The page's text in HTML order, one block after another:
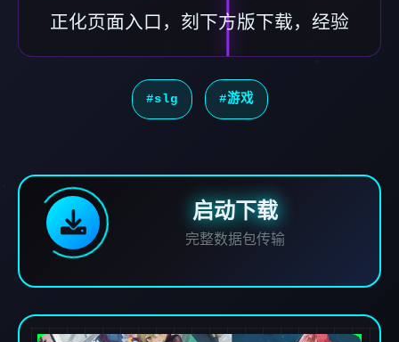
正化页面入口，刻下方版下载，经验
#slg #游戏
启动下载
完整数据包传输